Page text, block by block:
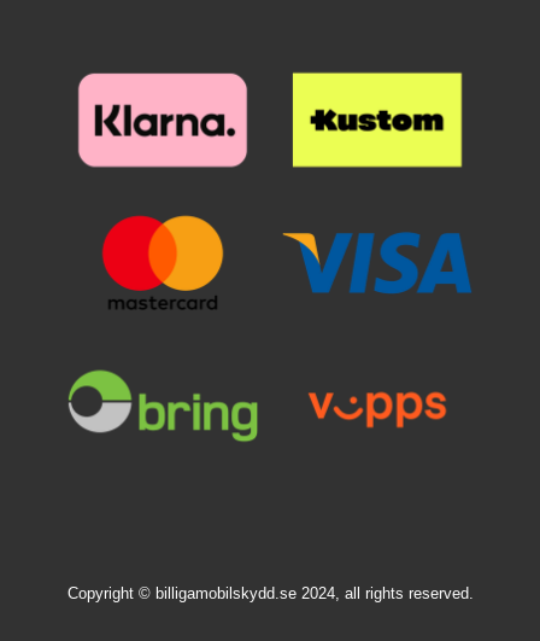
Copyright © billigamobilskydd.se 2024, all rights reserved.